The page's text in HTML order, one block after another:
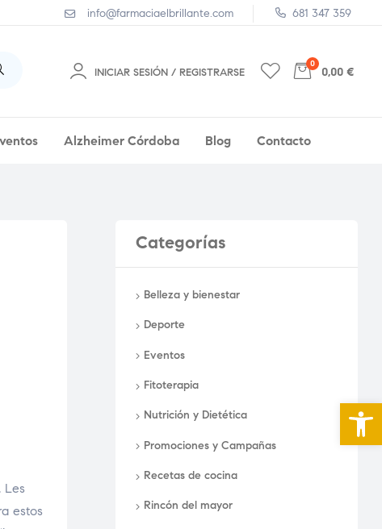
Abrir
info@farmaciaelbrillante.com 681 347 359
INICIAR SESIÓN / REGISTRARSE
0
0,00 €
Alzheimer Córdoba Blog Contacto
Les
estos
Categorías
Belleza y bienestar
Deporte
Eventos
Fitoterapia
Nutrición y Dietética
Promociones y Campañas
Recetas de cocina
Rincón del mayor